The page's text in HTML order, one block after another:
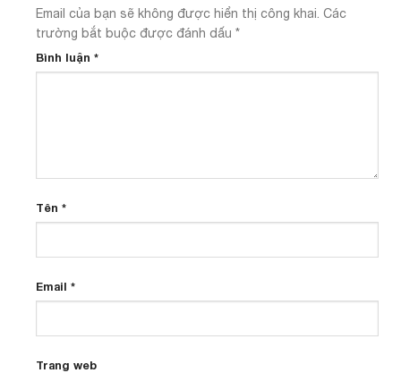
Email của bạn sẽ không được hiển thị công khai. Các
trường bắt buộc được đánh dấu *
Bình luận *
Tên *
Email *
Trang web